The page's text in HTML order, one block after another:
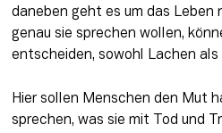
daneben geht es um das Leben
genau sie sprechen wollen,
entscheiden, sowohl Lachen als
Hier sollen Menschen den Mut
sprechen, was sie mit Tod und